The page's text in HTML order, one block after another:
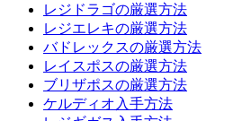
レジドラゴの厳選方法
レジエレキの厳選方法
バドレックスの厳選方法
レイスポスの厳選方法
ブリザポスの厳選方法
ケルディオ入手方法